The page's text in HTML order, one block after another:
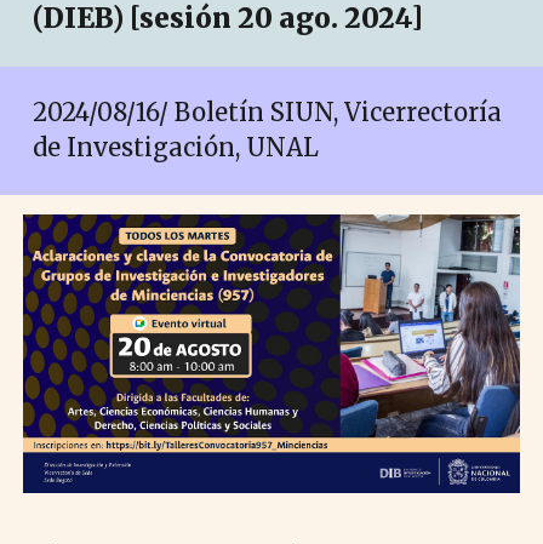
(DIEB) [sesión20 ago. 2024]
2024/08/16/ Boletín SIUN, Vicerrectoría
de Investigación, UNAL